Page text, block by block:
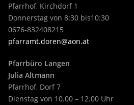
Pfarrhof, Kirchdorf 1
Donnerstag von 8:30 bis10:30
0676-832408215
pfarramt.doren@aon.at
Pfarrbüro Langen
Julia Altmann
Pfarrhof, Dorf 7
Dienstag von 10.00 – 12.00 Uhr